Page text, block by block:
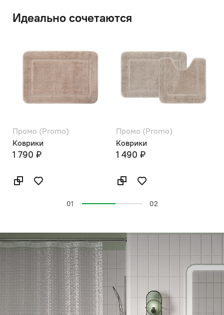
Идеально сочетаются
Промо (Promo)
Коврики
1 790 ₽
Промо (Promo)
Коврики
1 490 ₽
01 02